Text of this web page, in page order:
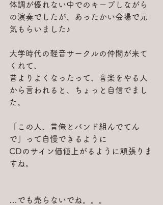
体調が優れない中でのキープしながら
の演奏でしたが、あったかい会場で元
気もらいました♪
大学時代の軽音サークルの仲間が来て
くれて、
昔よりよくなったって、音楽をやる人
から言われると、ちょっと自信でまし
た。
「この人、昔俺とバンド組んでてん
で」って自慢できるように
CDのサイン価値上がるように頑張りま
すね。
…でも売らないでね。。。